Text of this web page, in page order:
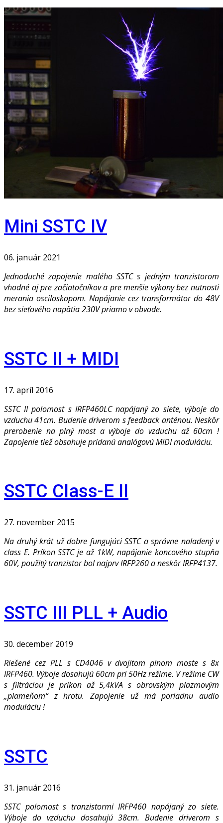
Mini SSTC IV
06. január 2021
Jednoduché zapojenie malého SSTC s jedným tranzistorom
vhodné aj pre začiatočníkov a pre menšie výkony bez nutnosti
merania osciloskopom. Napájanie cez transformátor do 48V
bez sieťového napätia 230V priamo v obvode.
SSTC II + MIDI
17. apríl 2016
SSTC II polomost s IRFP460LC napájaný zo siete, výboje do
vzduchu 41cm. Budenie driverom s feedback anténou. Neskôr
prerobenie na plný most a výboje do vzduchu až 60cm !
Zapojenie tiež obsahuje pridanú analógovú MIDI moduláciu.
SSTC Class-E II
27. november 2015
Na druhý krát už dobre fungujúci SSTC a správne naladený v
class E. Príkon SSTC je až 1kW, napájanie koncového stupňa
60V, použitý tranzistor bol najprv IRFP260 a neskôr IRFP4137.
SSTC III PLL + Audio
30. december 2019
Riešené cez PLL s CD4046 v dvojitom plnom moste s 8x
IRFP460. Výboje dosahujú 60cm pri 50Hz režime. V režime CW
s filtráciou je príkon až 5,4kVA s obrovským plazmovým
„plameňom“ z hrotu. Zapojenie už má poriadnu audio
moduláciu !
SSTC
31. január 2016
SSTC polomost s tranzistormi IRFP460 napájaný zo siete.
Výboje do vzduchu dosahujú 38cm. Budenie driverom s